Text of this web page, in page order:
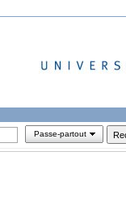
Passe-partout